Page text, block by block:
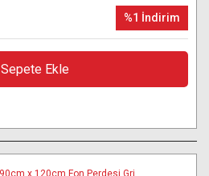
%1 İndirim
Sepete Ekle